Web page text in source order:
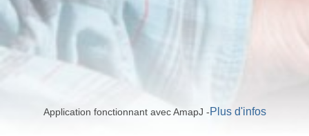
Application fonctionnant avec AmapJ -Plus d'infos